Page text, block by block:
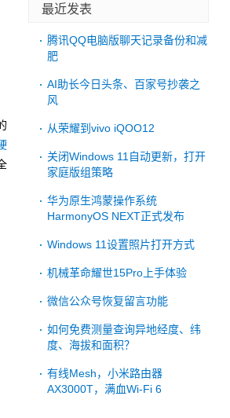
最近发表
腾讯QQ电脑版聊天记录备份和减
肥
AI助长今日头条、百家号抄袭之
风
从荣耀到vivo iQOO12
关闭Windows 11自动更新，打开
家庭版组策略
华为原生鸿蒙操作系统
HarmonyOS NEXT正式发布
Windows 11设置照片打开方式
机械革命耀世15Pro上手体验
微信公众号恢复留言功能
如何免费测量查询异地经度、纬
度、海拔和面积？
有线Mesh，小米路由器
AX3000T，满血Wi-Fi 6